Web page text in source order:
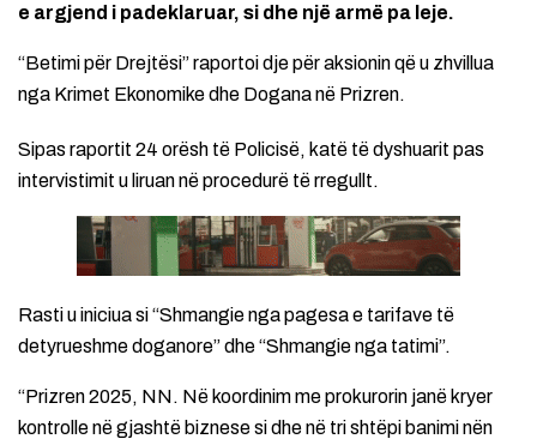
e argjend i padeklaruar, si dhe një armë pa leje.
“Betimi për Drejtësi” raportoi dje për aksionin që u zhvillua
nga Krimet Ekonomike dhe Dogana në Prizren.
Sipas raportit 24 orësh të Policisë, katë të dyshuarit pas
intervistimit u liruan në procedurë të rregullt.
Rasti u iniciua si “Shmangie nga pagesa e tarifave të
detyrueshme doganore” dhe “Shmangie nga tatimi”.
“Prizren 2025, NN. Në koordinim me prokurorin janë kryer
kontrolle në gjashtë biznese si dhe në tri shtëpi banimi nën